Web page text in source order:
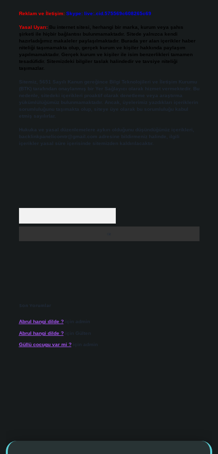
Reklam ve İletişim: Skype: live:.cid.575569c608265c69
Yasal Uyarı: Bu internet sitesi, herhangi bir marka, kurum veya şahıs
şirketi ile hiçbir bağlantısı bulunmamaktadır. Sitede yalnızca kendi
hazırladığımız makaleler paylaşılmaktadır. Burada yer alan içerikler haber
niteliği taşımamakta olup, gerçek kurum ve kişiler hakkında paylaşım
yapılmamaktadır. Gerçek kurum ve kişiler ile isim benzerlikleri tamamen
tesadüfidir. Sitemizdeki bilgiler taslak halindedir ve tavsiye niteliği
taşımazlar.
Sitemiz, 5651 Sayılı Kanun gereğince Bilgi Teknolojileri ve İletişim Kurumu
(BTK) tarafından onaylanmış bir Yer Sağlayıcı olarak hizmet vermektedir. Bu
nedenle, sitedeki içerikleri proaktif olarak denetleme veya araştırma
yükümlülüğümüz bulunmamaktadır. Ancak, üyelerimiz yazdıkları içeriklerin
sorumluluğunu taşımakta olup, siteye üye olarak bu sorumluluğu kabul
etmiş sayılırlar.
Hukuka ve yasal düzenlemelere aykırı olduğunu düşündüğünüz içerikleri,
backlinkpanelicomtr@gmail.com adresine bildirmeniz halinde, ilgili
içerikler yasal süre içerisinde sitemizden kaldırılacaktır.
Son Yorumlar
Abrul hangi dilde ?için admin
Abrul hangi dilde ?için Gülten
Güllü cocugu var mi ?için admin